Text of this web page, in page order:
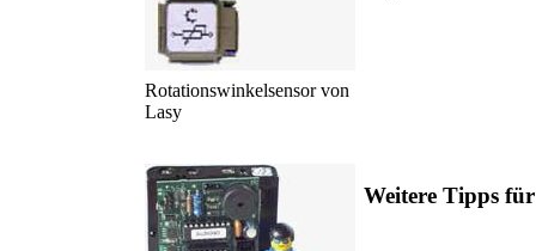
Rotationswinkelsensor von
Lasy
Weitere Tipps